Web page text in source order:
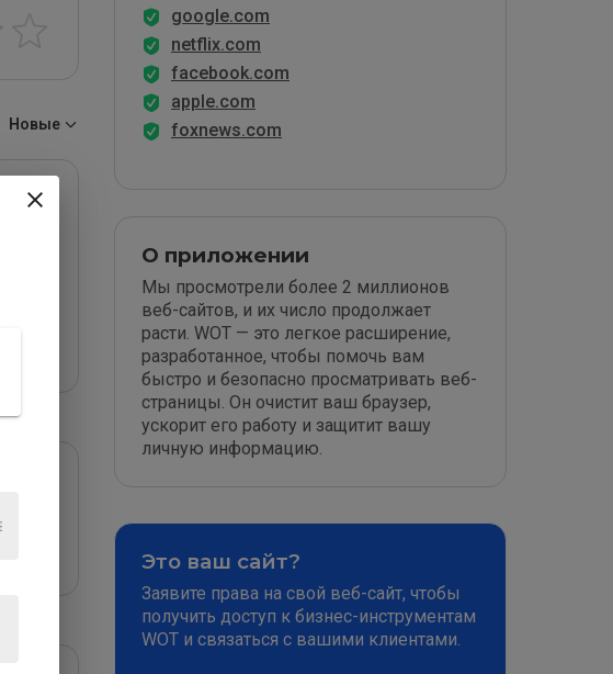
Новые
google.com
netflix.com
facebook.com
apple.com
foxnews.com
О приложении
Мы просмотрели более 2 миллионов
веб-сайтов, и их число продолжает
расти. WOT — это легкое расширение,
разработанное, чтобы помочь вам
быстро и безопасно просматривать веб-
страницы. Он очистит ваш браузер,
ускорит его работу и защитит вашу
личную информацию.
Это ваш сайт?
Заявите права на свой веб-сайт, чтобы
получить доступ к бизнес-инструментам
WOT и связаться с вашими клиентами.